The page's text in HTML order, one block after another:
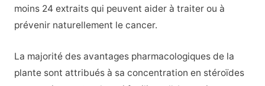
moins 24 extraits qui peuvent aider à traiter ou à
prévenir naturellement le cancer.
La majorité des avantages pharmacologiques de la
plante sont attribués à sa concentration en stéroïdes